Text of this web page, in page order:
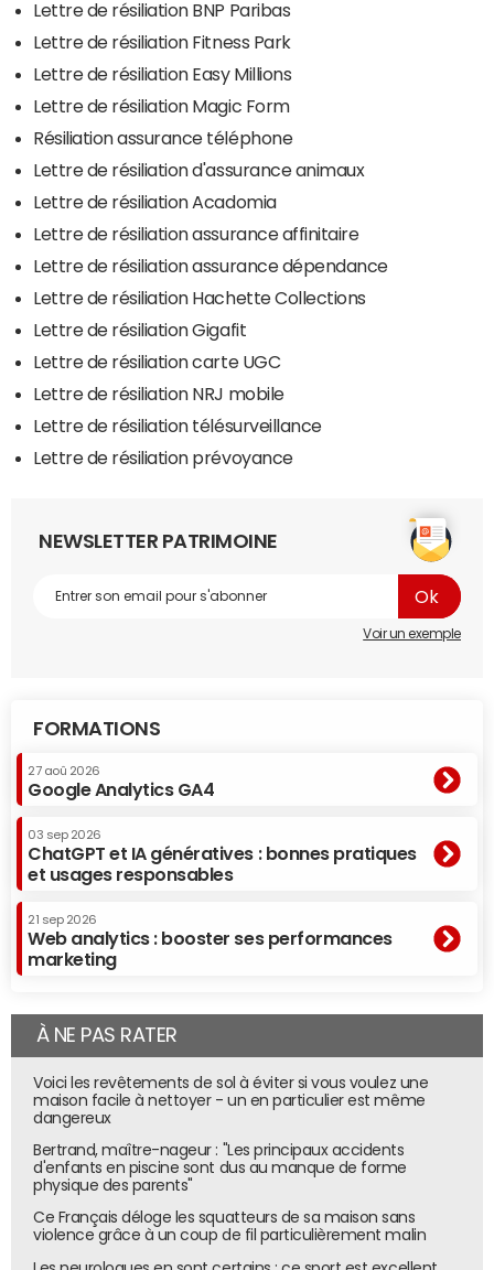
Lettre de résiliation BNP Paribas
Lettre de résiliation Fitness Park
Lettre de résiliation Easy Millions
Lettre de résiliation Magic Form
Résiliation assurance téléphone
Lettre de résiliation d'assurance animaux
Lettre de résiliation Acadomia
Lettre de résiliation assurance affinitaire
Lettre de résiliation assurance dépendance
Lettre de résiliation Hachette Collections
Lettre de résiliation Gigafit
Lettre de résiliation carte UGC
Lettre de résiliation NRJ mobile
Lettre de résiliation télésurveillance
Lettre de résiliation prévoyance
NEWSLETTER PATRIMOINE
Voir un exemple
FORMATIONS
27 aoû 2026
Google Analytics GA4
03 sep 2026
ChatGPT et IA génératives : bonnes pratiques
et usages responsables
21 sep 2026
Web analytics : booster ses performances
marketing
À NE PAS RATER
Voici les revêtements de sol à éviter si vous voulez une
maison facile à nettoyer - un en particulier est même
dangereux
Bertrand, maître-nageur : "Les principaux accidents
d'enfants en piscine sont dus au manque de forme
physique des parents"
Ce Français déloge les squatteurs de sa maison sans
violence grâce à un coup de fil particulièrement malin